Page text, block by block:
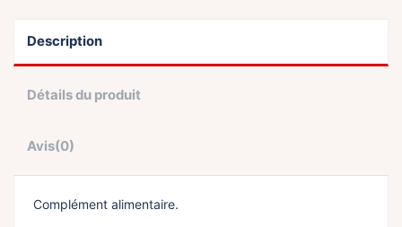
Description
Détails du produit
Avis(0)
Complément alimentaire.